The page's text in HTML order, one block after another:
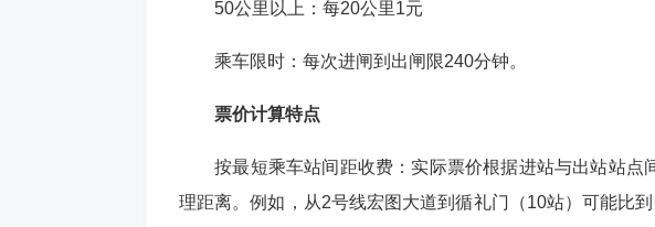
50公里以上：每20公里1元
‌乘车限时‌：每次进闸到出闸限240分钟。
票价计算特点
按最短乘车站间距收费‌：实际票价根据进站与出站站点
理距离。例如，从2号线宏图大道到循礼门（10站）可能比